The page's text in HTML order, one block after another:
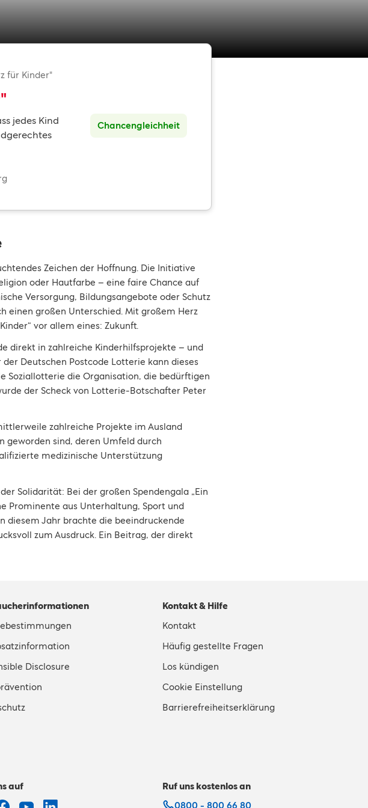
für Kinder"
jedes Kind
Chancengleichheit
Zeichen der Hoffnung. Die Initiative
oder Hautfarbe – eine faire Chance auf
Versorgung, Bildungsangebote oder Schutz
einen großen Unterschied. Mit großem Herz
vor allem eines: Zukunft.
direkt in zahlreiche Kinderhilfsprojekte – und
Deutschen Postcode Lotterie kann dieses
Soziallotterie die Organisation, die bedürftigen
der Scheck von Lotterie-Botschafter Peter
zahlreiche Projekte im Ausland
geworden sind, deren Umfeld durch
medizinische Unterstützung
Solidarität: Bei der großen Spendengala „Ein
Prominente aus Unterhaltung, Sport und
diesem Jahr brachte die beeindruckende
zum Ausdruck. Ein Beitrag, der direkt
Disclosure
Kontakt & Hilfe
Kontakt
Häufig gestellte Fragen
Los kündigen
Cookie Einstellung
Barrierefreiheitserklärung
auf
Ruf uns kostenlos an
0800 - 800 66 80